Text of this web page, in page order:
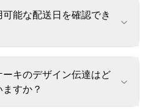
能な配送日を確認でき
キのデザイン伝達はど
すか？